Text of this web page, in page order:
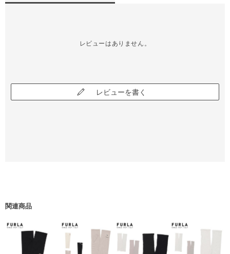
レビューはありません。
レビューを書く
関連商品